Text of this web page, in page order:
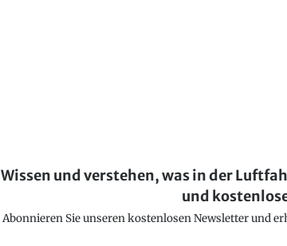
Wissen und verstehen, was in der
und
Abonnieren Sie unseren kostenlosen Newsletter und